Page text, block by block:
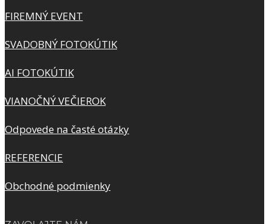
FIREMNÝ EVENT
SVADOBNÝ FOTOKÚTIK
AI FOTOKÚTIK
VIANOČNÝ VEČIEROK
Odpovede na časté otázky
REFERENCIE
Obchodné podmienky